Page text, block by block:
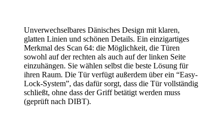
Unverwechselbares Dänisches Design mit klaren,
glatten Linien und schönen Details. Ein einzigartiges
Merkmal des Scan 64: die Möglichkeit, die Türen
sowohl auf der rechten als auch auf der linken Seite
einzuhängen. Sie wählen selbst die beste Lösung für
ihren Raum. Die Tür verfügt außerdem über ein “Easy-
Lock-System”, das dafür sorgt, dass die Tür vollständig
schließt, ohne dass der Griff betätigt werden muss
(geprüft nach DIBT).